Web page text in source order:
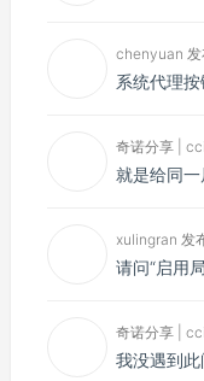
chenyuan 发
奇诺分享 |
就是给同一
xulingran 发
请问“启用
奇诺分享 |